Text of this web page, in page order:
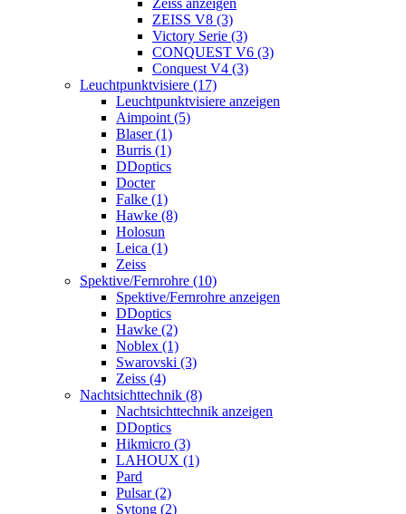
ZEISS V8 (3)
Victory Serie (3)
CONQUEST V6 (3)
Conquest V4 (3)
Leuchtpunktvisiere (17)
Leuchtpunktvisiere anzeigen
Aimpoint (5)
Blaser (1)
Burris (1)
DDoptics
Docter
Falke (1)
Hawke (8)
Holosun
Leica (1)
Zeiss
Spektive/Fernrohre (10)
Spektive/Fernrohre anzeigen
DDoptics
Hawke (2)
Noblex (1)
Swarovski (3)
Zeiss (4)
Nachtsichttechnik (8)
Nachtsichttechnik anzeigen
DDoptics
Hikmicro (3)
LAHOUX (1)
Pard
Pulsar (2)
Sytong (2)